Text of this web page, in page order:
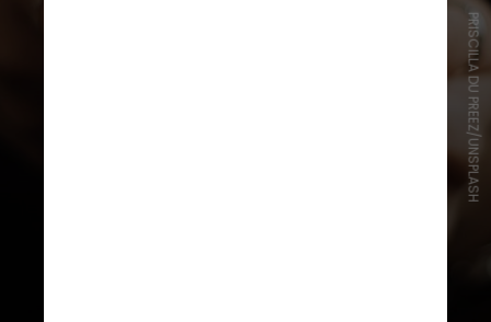
PRISCILLA DU PREEZ/UNSPLASH